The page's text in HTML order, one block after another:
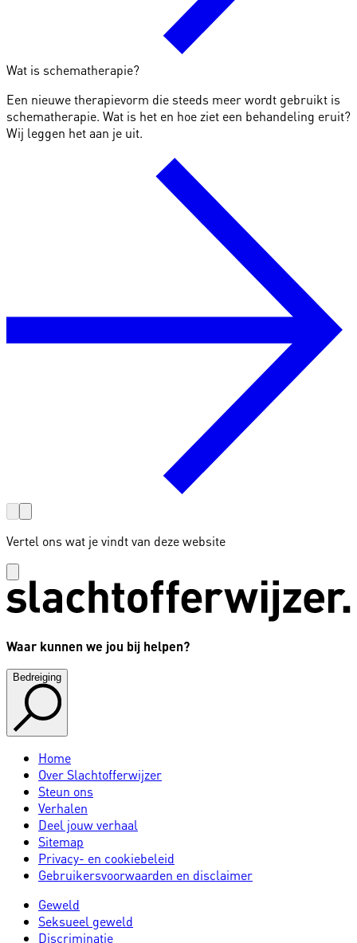
Wat is schematherapie?
Een nieuwe therapievorm die steeds meer wordt gebruikt is
schematherapie. Wat is het en hoe ziet een behandeling eruit?
Wij leggen het aan je uit.
Vertel ons wat je vindt van deze website
Waar kunnen we jou bij helpen?
Bedreiging
Home
Over Slachtofferwijzer
Steun ons
Verhalen
Deel jouw verhaal
Sitemap
Privacy- en cookiebeleid
Gebruikersvoorwaarden en disclaimer
Geweld
Seksueel geweld
Discriminatie